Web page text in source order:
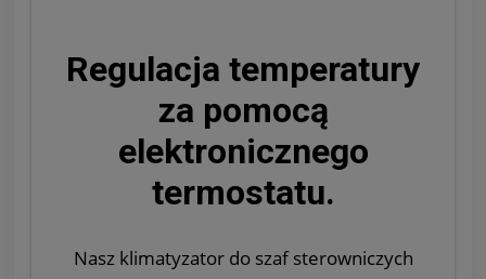
Regulacja temperatury
za pomocą
elektronicznego
termostatu.
Nasz klimatyzator do szaf sterowniczych